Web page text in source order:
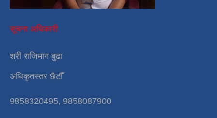
सूचना अधिकारी
श्री राजिमान बुढा
अधिकृतस्तर छैटौँ
9858320495, 9858087900